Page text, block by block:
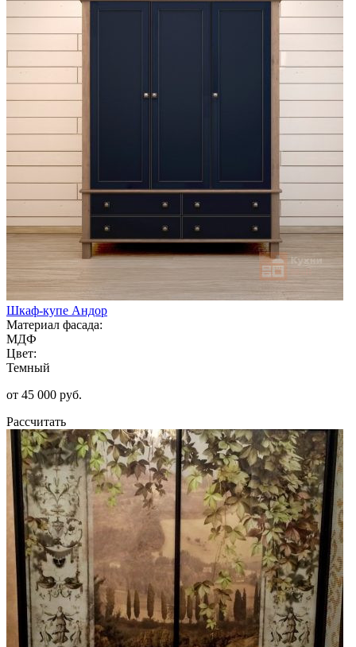
Шкаф-купе Андор
Материал фасада:
МДФ
Цвет:
Темный
от 45 000 руб.
Рассчитать